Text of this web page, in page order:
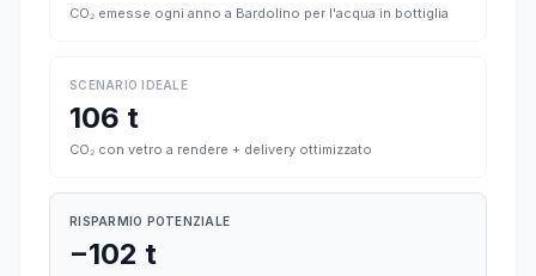
CO₂ emesse ogni anno a Bardolino per l'acqua in bottiglia
SCENARIO IDEALE
106 t
CO₂ con vetro a rendere + delivery ottimizzato
RISPARMIO POTENZIALE
−102 t